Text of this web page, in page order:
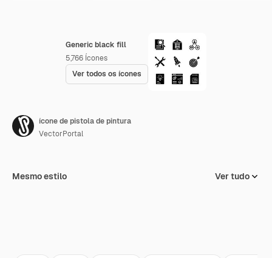
Generic black fill
5,766 Ícones
Ver todos os ícones
ícone de pistola de pintura
VectorPortal
Mesmo estilo Ver tudo